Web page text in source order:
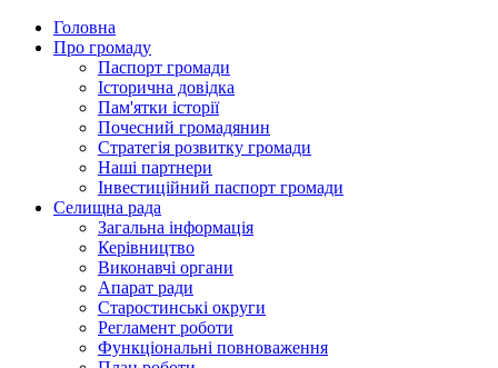
Головна
Про громаду
Паспорт громади
Історична довідка
Пам'ятки історії
Почесний громадянин
Стратегія розвитку громади
Наші партнери
Інвестиційний паспорт громади
Селищна рада
Загальна інформація
Керівництво
Виконавчі органи
Апарат ради
Старостинські округи
Регламент роботи
Функціональні повноваження